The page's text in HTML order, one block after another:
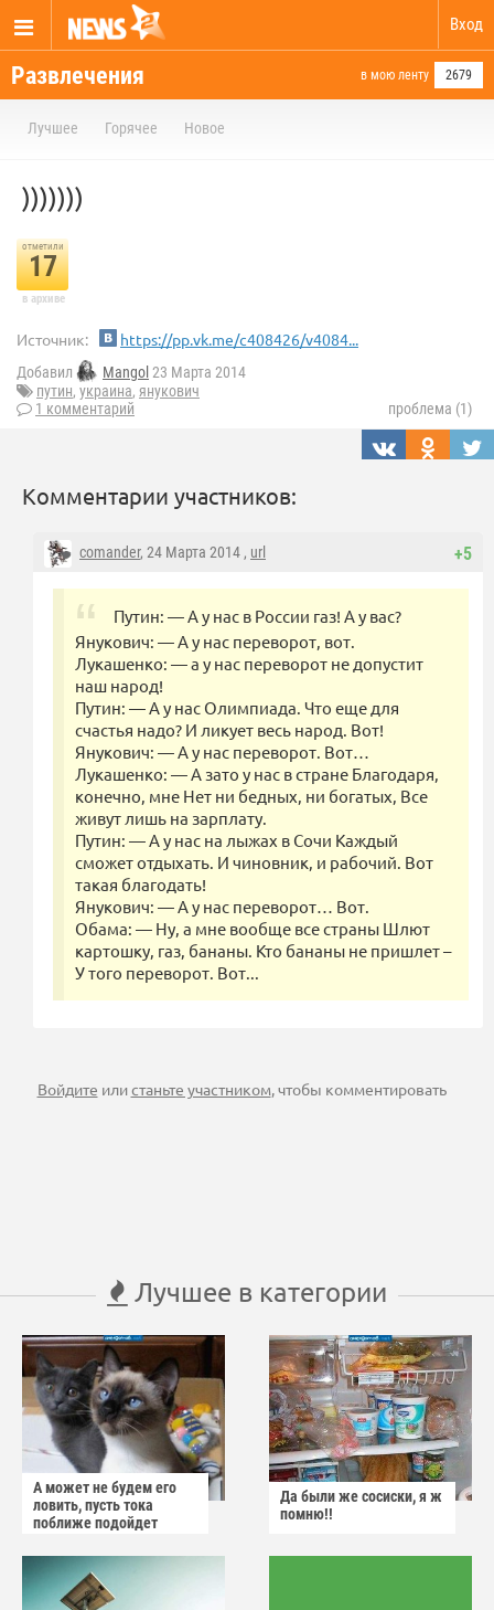
Вход
Развлечения в мою ленту 2679
Лучшее Горячее Новое
)))))))
отметили
17
в архиве
Источник: https://pp.vk.me/c408426/v4084...
Добавил Mangol 23 Марта 2014
путин, украина, янукович
1 комментарий
проблема (1)
Комментарии участников:
+5
comander, 24 Марта 2014 , url
Путин: — А у нас в России газ! А у вас?
Янукович: — А у нас переворот, вот.
Лукашенко: — а у нас переворот не допустит
наш народ!
Путин: — А у нас Олимпиада. Что еще для
счастья надо? И ликует весь народ. Вот!
Янукович: — А у нас переворот. Вот…
Лукашенко: — А зато у нас в стране Благодаря,
конечно, мне Нет ни бедных, ни богатых, Все
живут лишь на зарплату.
Путин: — А у нас на лыжах в Сочи Каждый
сможет отдыхать. И чиновник, и рабочий. Вот
такая благодать!
Янукович: — А у нас переворот… Вот.
Обама: — Ну, а мне вообще все страны Шлют
картошку, газ, бананы. Кто бананы не пришлет –
У того переворот. Вот...
Войдите илистаньте участником, чтобы комментировать
Лучшее в категории
А может не будем его
ловить, пусть тока
поближе подойдет
Да были же сосиски, я ж
помню!!